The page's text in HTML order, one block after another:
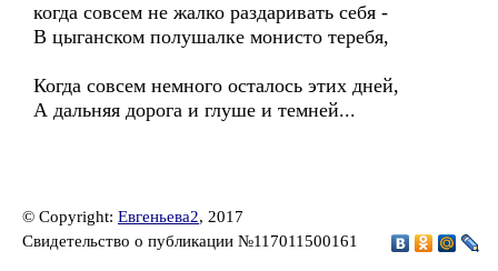
когда совсем не жалко раздаривать себя -
В цыганском полушалке монисто теребя,
Когда совсем немного осталось этих дней,
А дальняя дорога и глуше и темней...
© Copyright: Евгеньева2, 2017
Свидетельство о публикации №117011500161